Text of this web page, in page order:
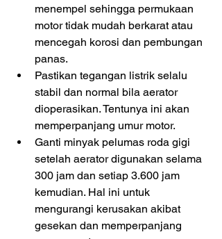
menempel sehingga permukaan
motor tidak mudah berkarat atau
mencegah korosi dan pembungan
panas.
Pastikan tegangan listrik selalu
stabil dan normal bila aerator
dioperasikan. Tentunya ini akan
memperpanjang umur motor.
Ganti minyak pelumas roda gigi
setelah aerator digunakan selama
300 jam dan setiap 3.600 jam
kemudian. Hal ini untuk
mengurangi kerusakan akibat
gesekan dan memperpanjang